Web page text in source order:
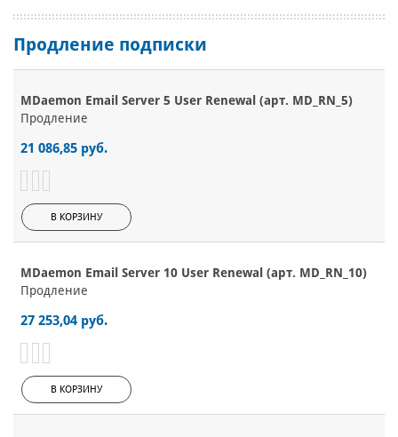
Продление подписки
MDaemon Email Server 5 User Renewal (арт. MD_RN_5)
Продление
21 086,85 руб.
В КОРЗИНУ
MDaemon Email Server 10 User Renewal (арт. MD_RN_10)
Продление
27 253,04 руб.
В КОРЗИНУ